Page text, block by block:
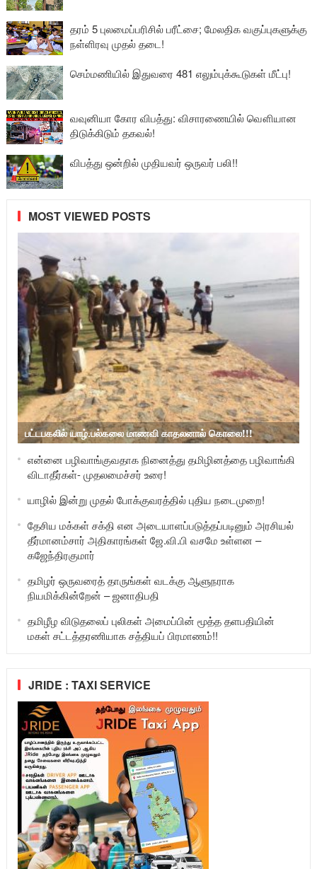
தரம் 5 புலமைப்பரிசில் பரீட்சை; மேலதிக வகுப்புகளுக்கு
நள்ளிரவு முதல் தடை!
செம்மணியில் இதுவரை 481 எலும்புக்கூடுகள் மீட்பு!
வவுனியா கோர விபத்து: விசாரணையில் வௌியான
திடுக்கிடும் தகவல்!
விபத்து ஒன்றில் முதியவர் ஒருவர் பலி!!
MOST VIEWED POSTS
பட்டபகலில் யாழ்.பல்கலை மாணவி காதலனால் கொலை!!!
என்னை பழிவாங்குவதாக நினைத்து தமிழினத்தை பழிவாங்கி
விடாதீர்கள்- முதலமைச்சர் உரை!
யாழில் இன்று முதல் போக்குவரத்தில் புதிய நடைமுறை!
தேசிய மக்கள் சக்தி என அடையாளப்படுத்தப்படினும் அரசியல்
தீர்மானம்சார் அதிகாரங்கள் ஜே.வி.பி வசமே உள்ளன –
கஜேந்திரகுமார்
தமிழர் ஒருவரைத் தாருங்கள் வடக்கு ஆளுநராக
நியமிக்கின்றேன் – ஜனாதிபதி
தமிழீழ விடுதலைப் புலிகள் அமைப்பின் மூத்த தளபதியின்
மகள் சட்டத்தரணியாக சத்தியப் பிரமாணம்!!
JRIDE : TAXI SERVICE